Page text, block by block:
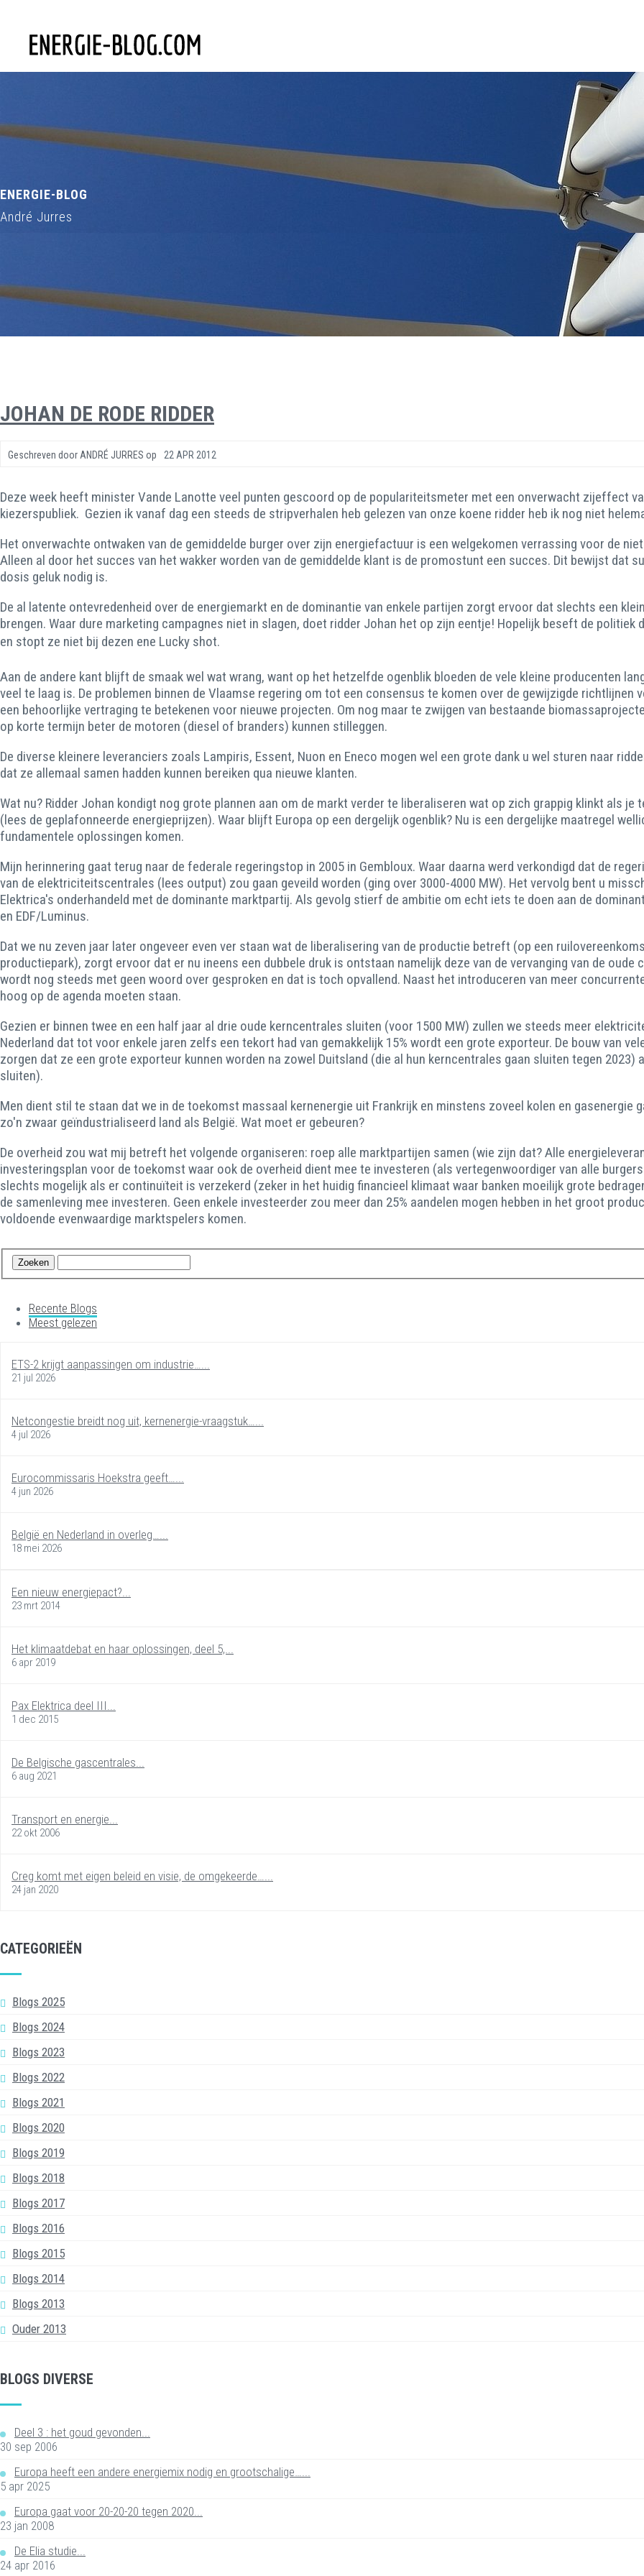
ENERGIE-BLOG
André Jurres
JOHAN DE RODE RIDDER
Geschreven door ANDRÉ JURRES op 22 APR 2012
Deze week heeft minister Vande Lanotte veel punten gescoord op de populariteitsmeter met een onverwacht zijeffect
kiezerspubliek. Gezien ik vanaf dag een steeds de stripverhalen heb gelezen van onze koene ridder heb ik nog niet
Het onverwachte ontwaken van de gemiddelde burger over zijn energiefactuur is een welgekomen verrassing voor de
Alleen al door het succes van het wakker worden van de gemiddelde klant is de promostunt een succes. Dit bewijst dat
dosis geluk nodig is.
De al latente ontevredenheid over de energiemarkt en de dominantie van enkele partijen zorgt ervoor dat slechts een
brengen. Waar dure marketing campagnes niet in slagen, doet ridder Johan het op zijn eentje! Hopelijk beseft de
en stopt ze niet bij dezen ene Lucky shot.
Aan de andere kant blijft de smaak wel wat wrang, want op het hetzelfde ogenblik bloeden de vele kleine producenten
veel te laag is. De problemen binnen de Vlaamse regering om tot een consensus te komen over de gewijzigde richtlijnen
een behoorlijke vertraging te betekenen voor nieuwe projecten. Om nog maar te zwijgen van bestaande
op korte termijn beter de motoren (diesel of branders) kunnen stilleggen.
De diverse kleinere leveranciers zoals Lampiris, Essent, Nuon en Eneco mogen wel een grote dank u wel sturen naar
dat ze allemaal samen hadden kunnen bereiken qua nieuwe klanten.
Wat nu? Ridder Johan kondigt nog grote plannen aan om de markt verder te liberaliseren wat op zich grappig klinkt als
(lees de geplafonneerde energieprijzen). Waar blijft Europa op een dergelijk ogenblik? Nu is een dergelijke maatregel
fundamentele oplossingen komen.
Mijn herinnering gaat terug naar de federale regeringstop in 2005 in Gembloux. Waar daarna werd verkondigd dat de
van de elektriciteitscentrales (lees output) zou gaan geveild worden (ging over 3000-4000 MW). Het vervolg bent u
Elektrica's onderhandeld met de dominante marktpartij. Als gevolg stierf de ambitie om echt iets te doen aan de
en EDF/Luminus.
Dat we nu zeven jaar later ongeveer even ver staan wat de liberalisering van de productie betreft (op een
productiepark), zorgt ervoor dat er nu ineens een dubbele druk is ontstaan namelijk deze van de vervanging van de
wordt nog steeds met geen woord over gesproken en dat is toch opvallend. Naast het introduceren van meer
hoog op de agenda moeten staan.
Gezien er binnen twee en een half jaar al drie oude kerncentrales sluiten (voor 1500 MW) zullen we steeds meer
Nederland dat tot voor enkele jaren zelfs een tekort had van gemakkelijk 15% wordt een grote exporteur. De bouw van
zorgen dat ze een grote exporteur kunnen worden na zowel Duitsland (die al hun kerncentrales gaan sluiten tegen 2023)
sluiten).
Men dient stil te staan dat we in de toekomst massaal kernenergie uit Frankrijk en minstens zoveel kolen en
zo'n zwaar geïndustrialiseerd land als België. Wat moet er gebeuren?
De overheid zou wat mij betreft het volgende organiseren: roep alle marktpartijen samen (wie zijn dat? Alle
investeringsplan voor de toekomst waar ook de overheid dient mee te investeren (als vertegenwoordiger van alle
slechts mogelijk als er continuïteit is verzekerd (zeker in het huidig financieel klimaat waar banken moeilijk grote
de samenleving mee investeren. Geen enkele investeerder zou meer dan 25% aandelen mogen hebben in het groot
voldoende evenwaardige marktspelers komen.
Recente Blogs
Meest gelezen
ETS-2 krijgt aanpassingen om industrie…...
21 jul 2026
Netcongestie breidt nog uit, kernenergie-vraagstuk…...
4 jul 2026
Eurocommissaris Hoekstra geeft…...
4 jun 2026
België en Nederland in overleg…...
18 mei 2026
Een nieuw energiepact?...
23 mrt 2014
Het klimaatdebat en haar oplossingen, deel 5,...
6 apr 2019
Pax Elektrica deel III...
1 dec 2015
De Belgische gascentrales...
6 aug 2021
Transport en energie...
22 okt 2006
Creg komt met eigen beleid en visie, de omgekeerde…...
24 jan 2020
CATEGORIEËN
Blogs 2025
Blogs 2024
Blogs 2023
Blogs 2022
Blogs 2021
Blogs 2020
Blogs 2019
Blogs 2018
Blogs 2017
Blogs 2016
Blogs 2015
Blogs 2014
Blogs 2013
Ouder 2013
BLOGS DIVERSE
Deel 3 : het goud gevonden...
30 sep 2006
Europa heeft een andere energiemix nodig en grootschalige…...
5 apr 2025
Europa gaat voor 20-20-20 tegen 2020...
23 jan 2008
De Elia studie...
24 apr 2016